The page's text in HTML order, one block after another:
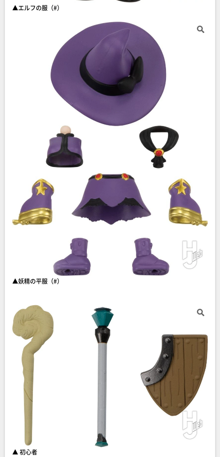
▲エルフの服（#）
▲妖精の平服（#）
▲ 初心者